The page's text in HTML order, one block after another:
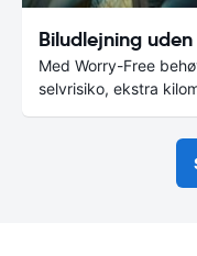
Biludlejning
Med Worry-Free
selvrisiko, ekstra